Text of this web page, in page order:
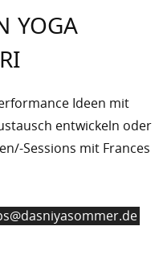
YOGA
Ideen mit
entwickeln oder
Sessions mit Frances